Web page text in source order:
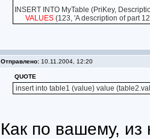
INSERT INTO MyTable (PriKey,
VALUES(123, 'A description of part
Отправлено:10.11.2004, 12:20
QUOTE
insert into table1 (value) value
Как по вашему, из